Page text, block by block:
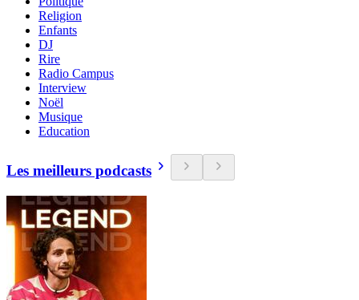
Religion
Enfants
DJ
Rire
Radio Campus
Interview
Noël
Musique
Education
Les meilleurs podcasts